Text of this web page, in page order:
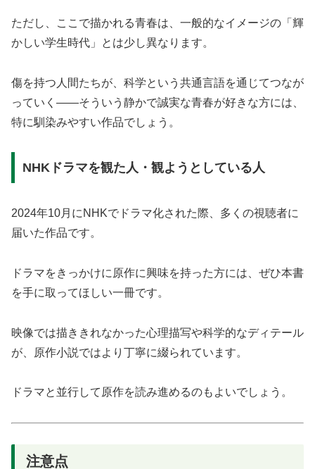
ただし、ここで描かれる青春は、一般的なイメージの「輝
かしい学生時代」とは少し異なります。
傷を持つ人間たちが、科学という共通言語を通じてつなが
っていく——そういう静かで誠実な青春が好きな方には、
特に馴染みやすい作品でしょう。
NHKドラマを観た人・観ようとしている人
2024年10月にNHKでドラマ化された際、多くの視聴者に
届いた作品です。
ドラマをきっかけに原作に興味を持った方には、ぜひ本書
を手に取ってほしい一冊です。
映像では描ききれなかった心理描写や科学的なディテール
が、原作小説ではより丁寧に綴られています。
ドラマと並行して原作を読み進めるのもよいでしょう。
注意点